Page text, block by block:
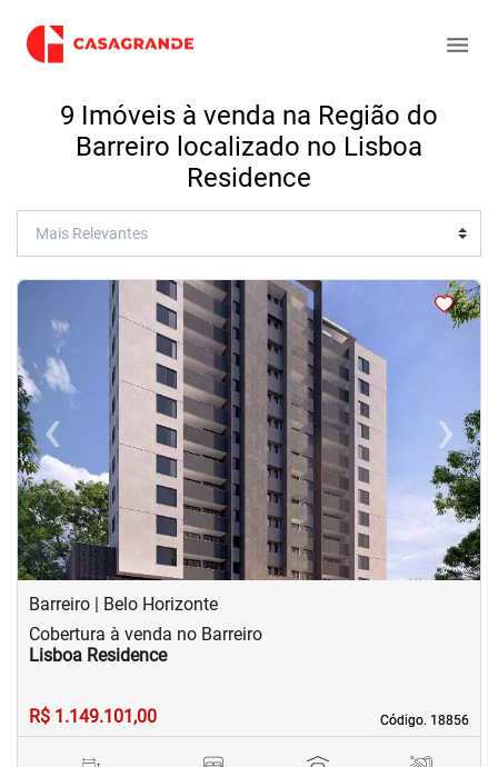
9 Imóveis à venda na Região do
Barreiro localizado no Lisboa
Residence
<
‹Previous ›
Next
Barreiro | Belo Horizonte
Código. 18856
Código. 18856
Cobertura à venda no Barreiro
Lisboa Residence
R$ 1.149.101,00